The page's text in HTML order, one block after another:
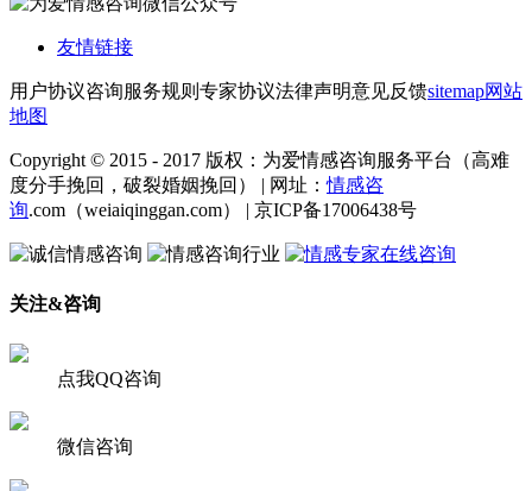
友情链接
用户协议咨询服务规则 专家协议法律声明意见反馈sitemap网站
地图
Copyright © 2015 - 2017 版权：为爱情感咨询服务平台（高难
度分手挽回，破裂婚姻挽回） | 网址：情感咨
询.com（weiaiqinggan.com） | 京ICP备17006438号
关注&咨询
点我QQ咨询
微信咨询